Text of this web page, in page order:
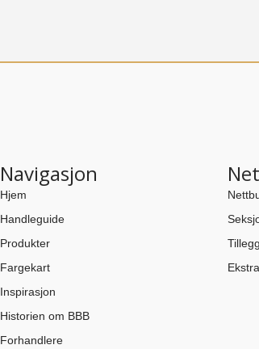
Navigasjon
Hjem
Handleguide
Produkter
Fargekart
Inspirasjon
Historien om BBB
Forhandlere